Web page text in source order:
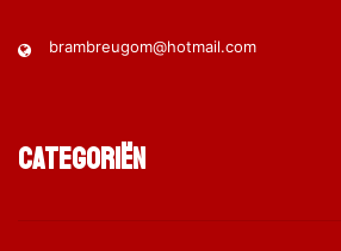
brambreugom@hotmail.com
Categoriën